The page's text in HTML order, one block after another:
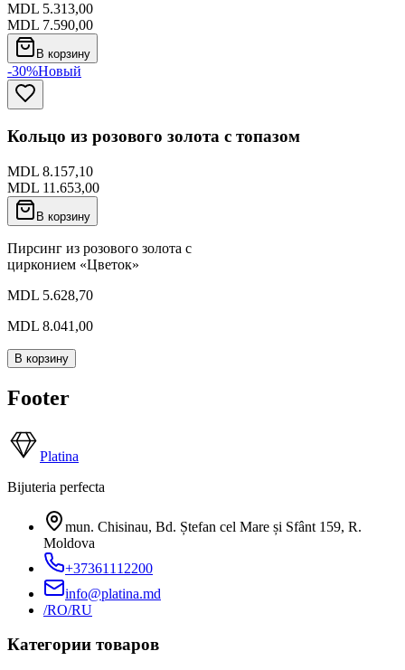
MDL 5.313,00
MDL 7.590,00
В корзину
-30%Новый
Кольцо из розового золота с топазом
MDL 8.157,10
MDL 11.653,00
В корзину
Пирсинг из розового золота с
цирконием «Цветок»
MDL 5.628,70
MDL 8.041,00
В корзину
Footer
Platina
Bijuteria perfecta
mun. Chisinau, Bd. Ștefan cel Mare și Sfânt 159, R.
Moldova
+37361112200
info@platina.md
/RO/RU
Категории товаров